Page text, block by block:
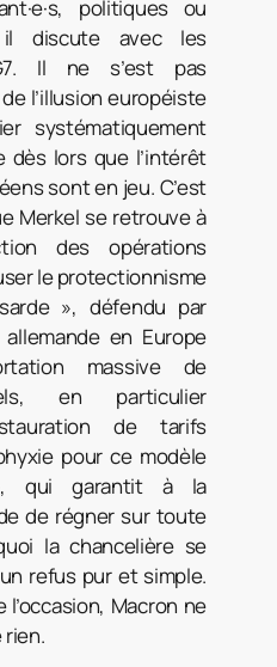
politiques ou
il discute avec les
Il ne s’est pas
l’illusion européiste
systématiquement
dès lors que l’intérêt
sont en jeu. C’est
Merkel se retrouve à
des opérations
le protectionnisme
», défendu par
allemande en Europe
massive de
en particulier
de tarifs
pour ce modèle
qui garantit à la
de régner sur toute
la chancelière se
refus pur et simple.
Macron ne
rien.